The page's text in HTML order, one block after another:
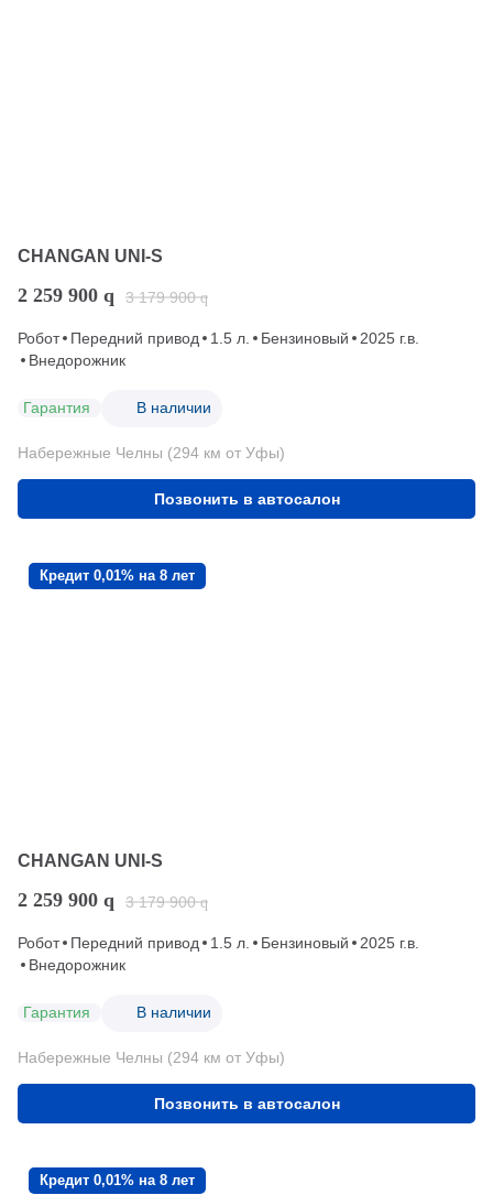
CHANGAN UNI-S
2 259 900 q 3 179 900 q
Робот Передний привод 1.5 л. Бензиновый
2025 г.в.
Внедорожник
Гарантия В наличии
Набережные Челны (294 км от Уфы)
Позвонить в автосалон
Кредит 0,01% на 8 лет
CHANGAN UNI-S
2 259 900 q 3 179 900 q
Робот Передний привод 1.5 л. Бензиновый
2025 г.в.
Внедорожник
Гарантия В наличии
Набережные Челны (294 км от Уфы)
Позвонить в автосалон
Кредит 0,01% на 8 лет